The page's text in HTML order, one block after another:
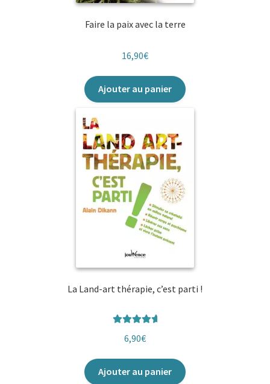
Faire la paix avec la terre
16,90€
Ajouter au panier
La Land-art thérapie, c’est parti !
sur 5
6,90€
Ajouter au panier